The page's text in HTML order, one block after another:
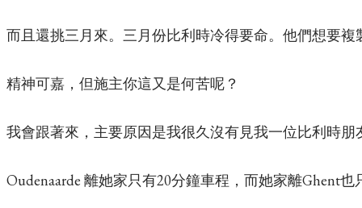
而且還挑三月來。三月份比利時冷得要命。他們想要
精神可嘉，但施主你這又是何苦呢？
我會跟著來，主要原因是我很久沒有見我一位比利時
Oudenaarde 離她家只有20分鐘車程，而她家離Ghent也